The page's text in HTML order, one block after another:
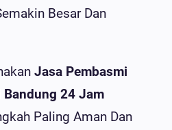
Besar Dan
Jasa Pembasmi
Bandung 24 Jam
Paling Aman Dan